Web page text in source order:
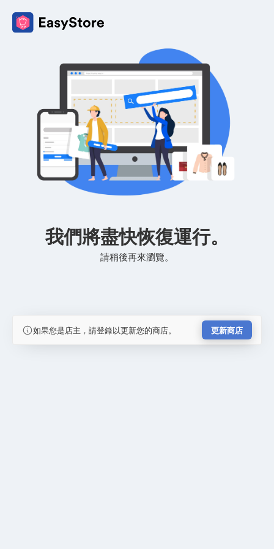
我們將盡快恢復運行。
請稍後再來瀏覽。
如果您是店主，請登錄以更新您的商店。 更新商店